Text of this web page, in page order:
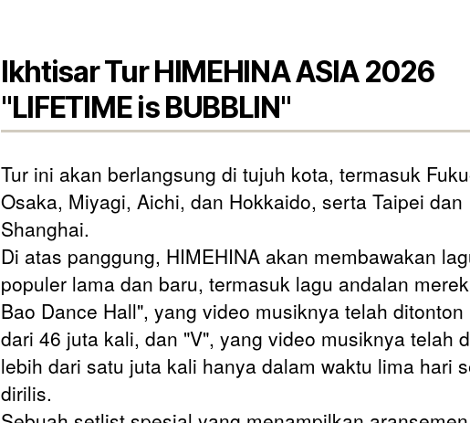
Ikhtisar Tur HIMEHINA ASIA 2026
"LIFETIME is BUBBLIN"
Tur ini akan berlangsung di tujuh kota, termasuk
Osaka, Miyagi, Aichi, dan Hokkaido, serta Taipei dan
Shanghai.
Di atas panggung, HIMEHINA akan membawakan
populer lama dan baru, termasuk lagu andalan
Bao Dance Hall", yang video musiknya telah ditonton
dari 46 juta kali, dan "V", yang video musiknya telah
lebih dari satu juta kali hanya dalam waktu lima hari
dirilis.